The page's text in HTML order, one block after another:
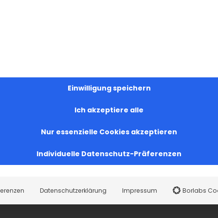
Einwilligung speichern
Ich akzeptiere alle
Nur essenzielle Cookies akzeptieren
Individuelle Datenschutz-Präferenzen
Datenschutzerklärung Impressum Borlabs